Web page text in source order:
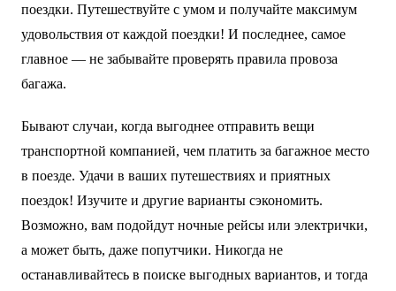
поездки. Путешествуйте с умом и получайте максимум
удовольствия от каждой поездки! И последнее, самое
главное — не забывайте проверять правила провоза
багажа.
Бывают случаи, когда выгоднее отправить вещи
транспортной компанией, чем платить за багажное место
в поезде. Удачи в ваших путешествиях и приятных
поездок! Изучите и другие варианты сэкономить.
Возможно, вам подойдут ночные рейсы или электрички,
а может быть, даже попутчики. Никогда не
останавливайтесь в поиске выгодных вариантов, и тогда